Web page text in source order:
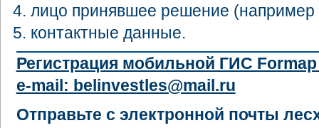
лицо принявшее решение
контактные данные.
Регистрация мобильной ГИС
e-mail: belinvestles@mail.ru
Отправьте с электронной почты